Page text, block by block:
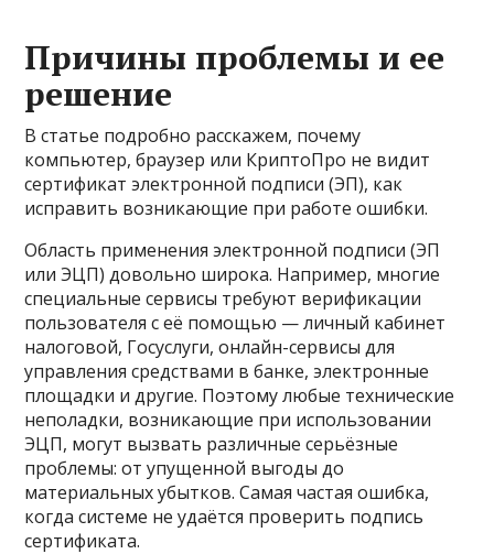
Причины проблемы и ее
решение
В статье подробно расскажем, почему
компьютер, браузер или КриптоПро не видит
сертификат электронной подписи (ЭП), как
исправить возникающие при работе ошибки.
Область применения электронной подписи (ЭП
или ЭЦП) довольно широка. Например, многие
специальные сервисы требуют верификации
пользователя с её помощью — личный кабинет
налоговой, Госуслуги, онлайн-сервисы для
управления средствами в банке, электронные
площадки и другие. Поэтому любые технические
неполадки, возникающие при использовании
ЭЦП, могут вызвать различные серьёзные
проблемы: от упущенной выгоды до
материальных убытков. Самая частая ошибка,
когда системе не удаётся проверить подпись
сертификата.